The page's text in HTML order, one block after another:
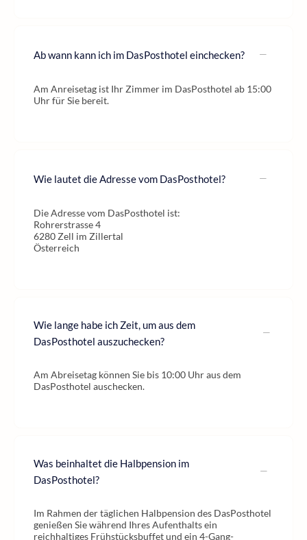
Ab wann kann ich im DasPosthotel einchecken?
Am Anreisetag ist Ihr Zimmer im DasPosthotel ab 15:00
Uhr für Sie bereit.
Wie lautet die Adresse vom DasPosthotel?
Die Adresse vom DasPosthotel ist:
Rohrerstrasse 4
6280 Zell im Zillertal
Österreich
Wie lange habe ich Zeit, um aus dem
DasPosthotel auszuchecken?
Am Abreisetag können Sie bis 10:00 Uhr aus dem
DasPosthotel auschecken.
Was beinhaltet die Halbpension im
DasPosthotel?
Im Rahmen der täglichen Halbpension des DasPosthotel
genießen Sie während Ihres Aufenthalts ein
reichhaltiges Frühstücksbuffet und ein 4-Gang-